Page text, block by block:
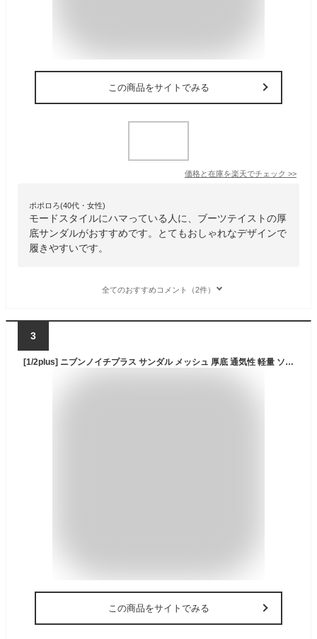
この商品をサイトでみる
価格と在庫を楽天でチェック >>
ポポロろ(40代・女性)
モードスタイルにハマっている人に、ブーツテイストの厚
底サンダルがおすすめです。とてもおしゃれなデザインで
履きやすいです。
全てのおすすめコメント（2件）
3
[1/2plus] ニブンノイチプラス サンダル メッシュ 厚底 通気性 軽量 ソール ストラップ スポーツ ファッション 滑り 止め レディース (黒, measurement_23_point_5_centimeters)
この商品をサイトでみる